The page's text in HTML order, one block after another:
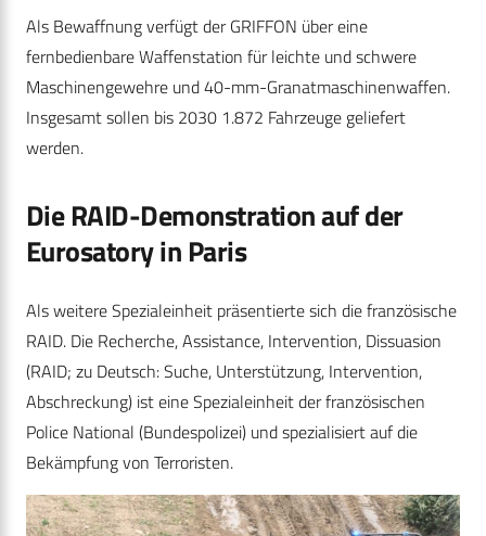
Als Bewaffnung verfügt der GRIFFON über eine
fernbedienbare Waffenstation für leichte und schwere
Maschinengewehre und 40-mm-Granatmaschinenwaffen.
Insgesamt sollen bis 2030 1.872 Fahrzeuge geliefert
werden.
Die RAID-Demonstration auf der
Eurosatory in Paris
Als weitere Spezialeinheit präsentierte sich die französische
RAID. Die Recherche, Assistance, Intervention, Dissuasion
(RAID; zu Deutsch: Suche, Unterstützung, Intervention,
Abschreckung) ist eine Spezialeinheit der französischen
Police National (Bundespolizei) und spezialisiert auf die
Bekämpfung von Terroristen.